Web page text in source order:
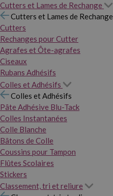
Cutters et Lames de Rechange
Cutters et Lames de Rechange
Cutters
Rechanges pour Cutter
Agrafes et Ôte-agrafes
Ciseaux
Rubans Adhésifs
Colles et Adhésifs
Colles et Adhésifs
Pâte Adhésive Blu-Tack
Colles Instantanées
Colle Blanche
Bâtons de Colle
Coussins pour Tampon
Flûtes Scolaires
Stickers
Classement, tri et reliure